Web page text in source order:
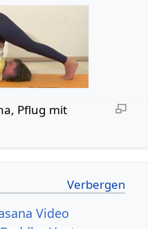
Pflug mit
Video